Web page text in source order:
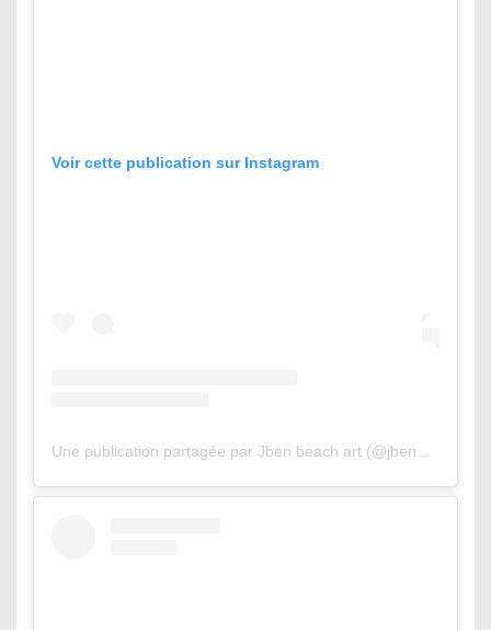
Voir cette publication sur Instagram
Une publication partagée par Jben beach art (@jbenart)